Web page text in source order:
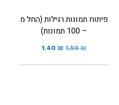
פיתוח תמונות רגילות (החל מ
– 100 תמונות)
1.50₪
1.40 ₪